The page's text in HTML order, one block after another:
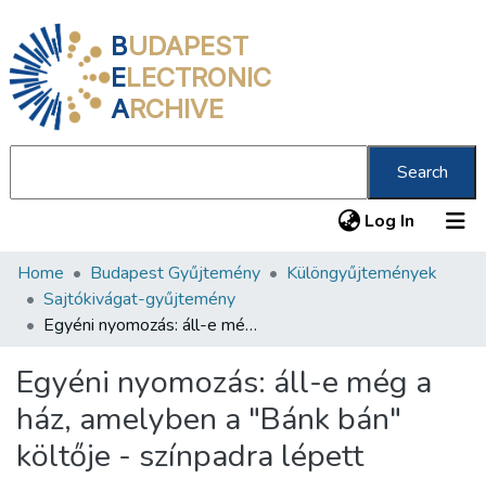
BUDAPEST
ELECTRONIC
ARCHIVE
Search
Log In (current)
Communities & Collections
All of DSpace
About us
Home Budapest Gyűjtemény
Különgyűjtemények
Sajtókivágat-gyűjtemény
Egyéni nyomozás: áll-e még a ház, amelyben a "Bánk bán" költője - színpadra lépett
Egyéni nyomozás: áll-e még a
ház, amelyben a "Bánk bán"
költője - színpadra lépett